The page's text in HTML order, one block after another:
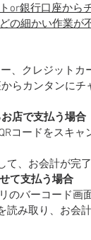
or銀行口座から
の細かい作業が
、クレジットカ
らカンタンにチ
店で支払う場合
コードをスキャ
て、お会計が完了
て支払う場合
のバーコード画
読み取り、お会